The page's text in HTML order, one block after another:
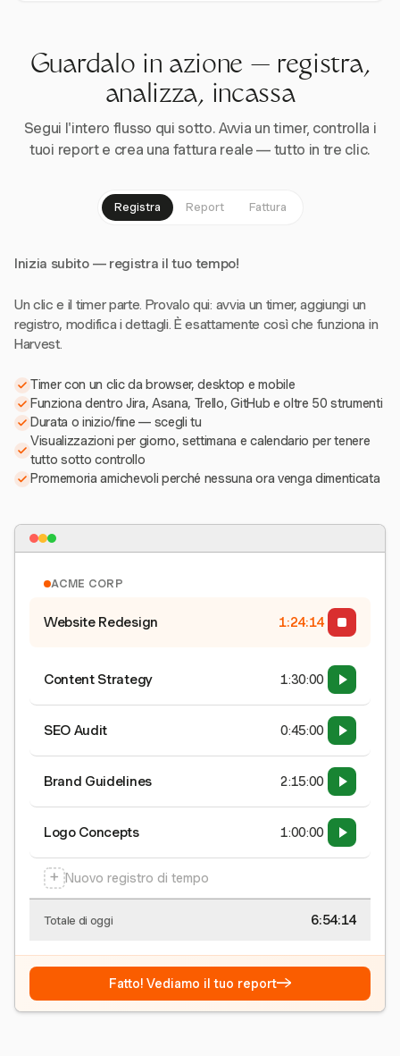
Guardalo in azione — registra,
analizza, incassa
Segui l'intero flusso qui sotto. Avvia un timer, controlla i
tuoi report e crea una fattura reale — tutto in tre clic.
Registra Report Fattura
Inizia subito — registra il tuo tempo!
Un clic e il timer parte. Provalo qui: avvia un timer, aggiungi un
registro, modifica i dettagli. È esattamente così che funziona in
Harvest.
Timer con un clic da browser, desktop e mobile
Funziona dentro Jira, Asana, Trello, GitHub e oltre 50 strumenti
Durata o inizio/fine — scegli tu
Visualizzazioni per giorno, settimana e calendario per tenere
tutto sotto controllo
Promemoria amichevoli perché nessuna ora venga dimenticata
ACME CORP
Website Redesign 1:24:15
Content Strategy 1:30:00
SEO Audit 0:45:00
Brand Guidelines 2:15:00
Logo Concepts 1:00:00
+ Nuovo registro di tempo
Totale di oggi 6:54:15
Fatto! Vediamo il tuo report→